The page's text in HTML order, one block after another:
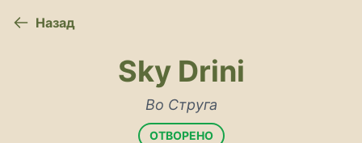
Назад
Sky Drini
Во Струга
ОТВОРЕНО